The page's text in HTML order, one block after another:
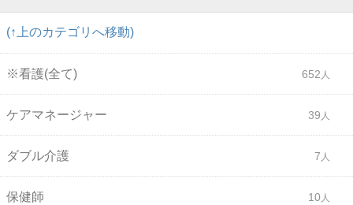
(↑上のカテゴリへ移動)
※看護(全て) 652
ケアマネージャー 39
ダブル介護 7
保健師 10